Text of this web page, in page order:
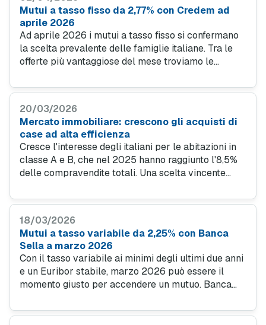
Mutui a tasso fisso da 2,77% con Credem ad
aprile 2026
Ad aprile 2026 i mutui a tasso fisso si confermano
la scelta prevalente delle famiglie italiane. Tra le
offerte più vantaggiose del mese troviamo le
diverse, con tasso bloccato, spese iniziali ridotte e
20/03/2026
Mercato immobiliare: crescono gli acquisti di
case ad alta efficienza
Cresce l'interesse degli italiani per le abitazioni in
classe A e B, che nel 2025 hanno raggiunto l'8,5%
delle compravendite totali. Una scelta vincente
2026 i tassi per i mutui green sono decisamente più
18/03/2026
Mutui a tasso variabile da 2,25% con Banca
Sella a marzo 2026
Con il tasso variabile ai minimi degli ultimi due anni
e un Euribor stabile, marzo 2026 può essere il
momento giusto per accendere un mutuo. Banca
a diverse esigenze, tutti da richiedere